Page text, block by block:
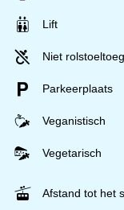
Lift
Niet
Parkeerplaats
Veganistisch
Vegetarisch
Afstand tot het